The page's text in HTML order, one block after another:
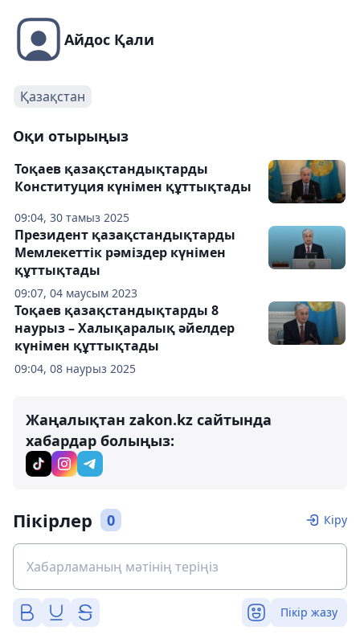
Айдос Қали
Қазақстан
Оқи отырыңыз
09:04, 30 тамыз 2025
Тоқаев қазақстандықтарды
Конституция күнімен құттықтады
09:07, 04 маусым 2023
Президент қазақстандықтарды
Мемлекеттік рәміздер күнімен
құттықтады
09:04, 08 наурыз 2025
Тоқаев қазақстандықтарды 8
наурыз – Халықаралық әйелдер
күнімен құттықтады
Жаңалықтан zakon.kz сайтында
хабардар болыңыз:
Пікірлер 0 Кіру
Пікір жазу